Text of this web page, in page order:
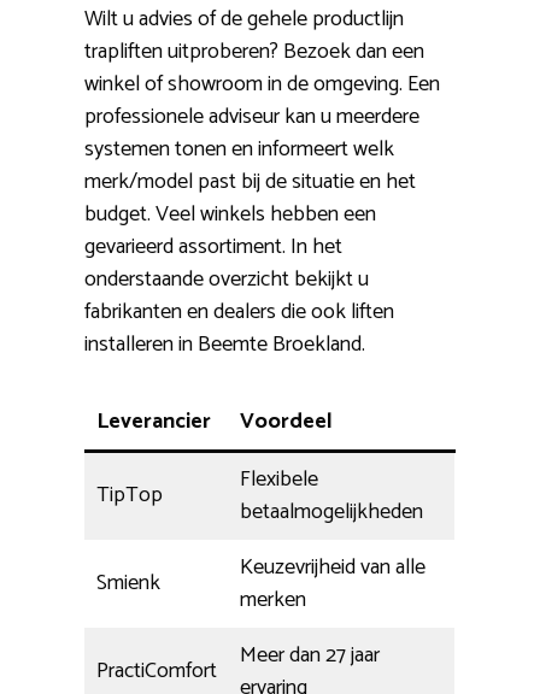
Wilt u advies of de gehele productlijn
trapliften uitproberen? Bezoek dan een
winkel of showroom in de omgeving. Een
professionele adviseur kan u meerdere
systemen tonen en informeert welk
merk/model past bij de situatie en het
budget. Veel winkels hebben een
gevarieerd assortiment. In het
onderstaande overzicht bekijkt u
fabrikanten en dealers die ook liften
installeren in Beemte Broekland.
Leverancier Voordeel
TipTop
Flexibele
betaalmogelijkheden
Smienk
Keuzevrijheid van alle
merken
PractiComfort
Meer dan 27 jaar